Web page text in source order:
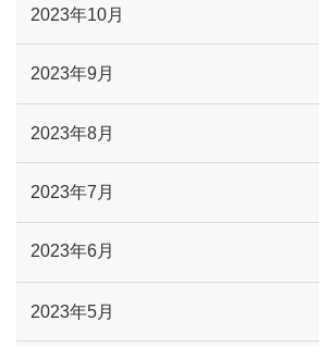
2023年10月
2023年9月
2023年8月
2023年7月
2023年6月
2023年5月